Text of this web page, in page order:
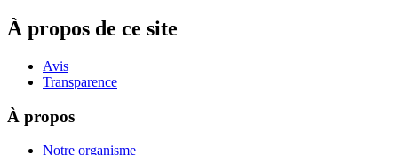
À propos de ce site
Avis
Transparence
À propos
Notre organisme